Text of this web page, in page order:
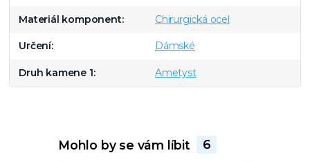
Materiál komponent Chirurgická ocel
Určení Dámské
Druh kamene 1 Ametyst
Mohlo by se vám líbit 6